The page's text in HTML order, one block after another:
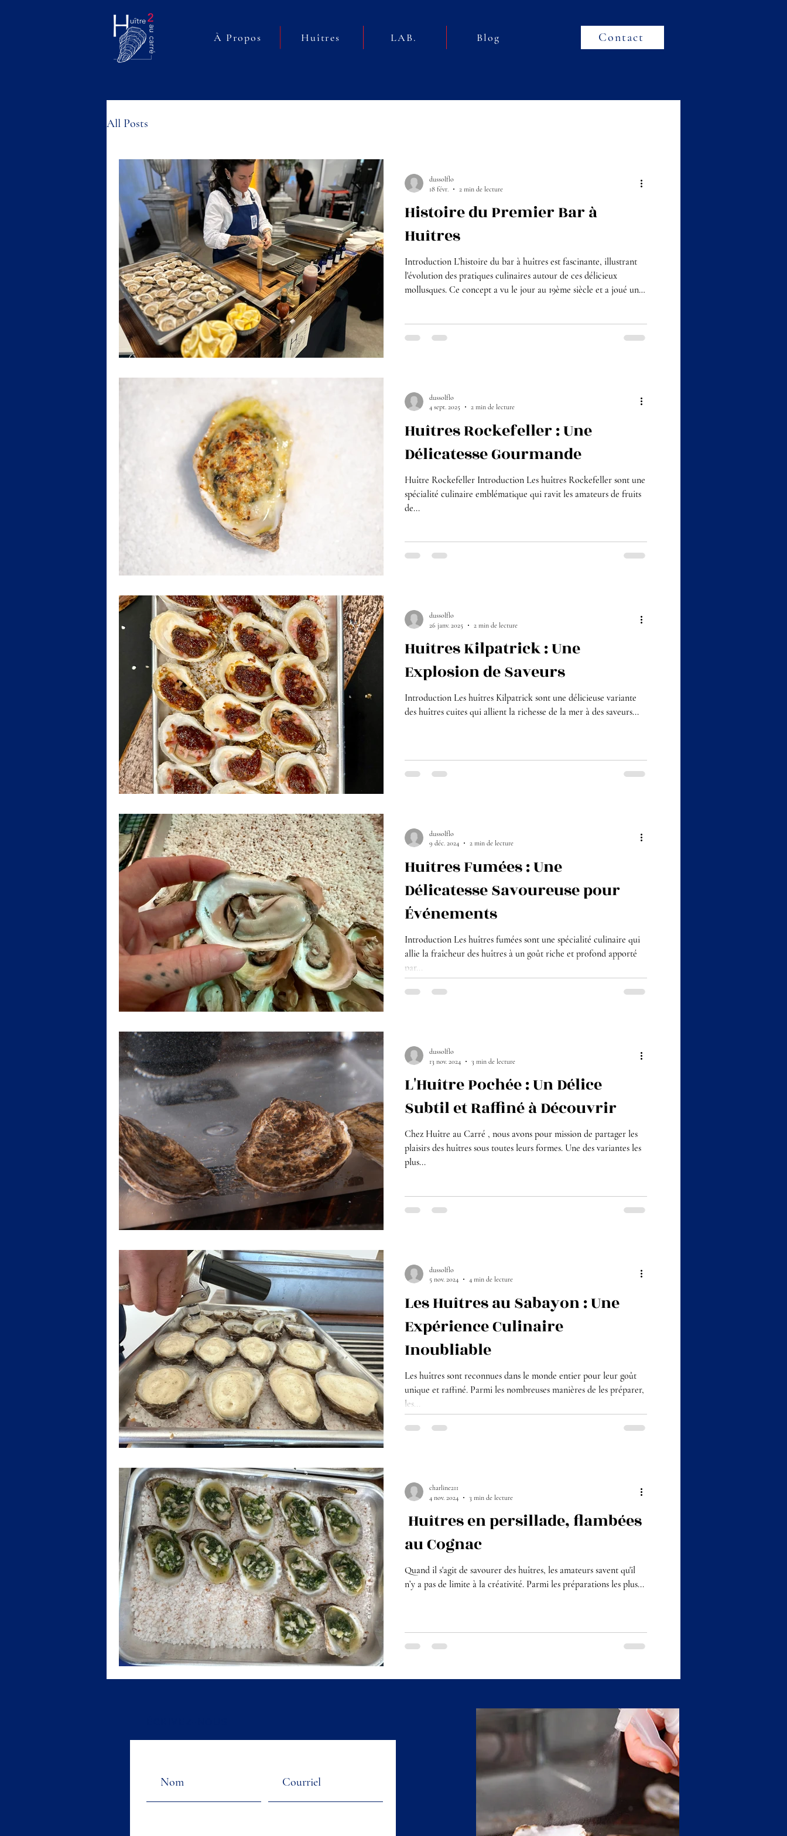
À Propos Huîtres LAB. Blog Contact
All Posts
Histoire du Premier Bar à
Huîtres
Introduction L’histoire du bar à huîtres est fascinante, illustrant
l'évolution des pratiques culinaires autour de ces délicieux
mollusques. Ce concept a vu le jour au 19ème siècle et a joué un
attribué à Antoine's , un restaurant de la Nouvelle-Orléans fondé
dussolflo
18 févr.
2 min de lecture
Huîtres Rockefeller : Une
Délicatesse Gourmande
Huître Rockefeller Introduction Les huîtres Rockefeller sont une
spécialité culinaire emblématique qui ravit les amateurs de fruits
de...
dussolflo
4 sept. 2025
2 min de lecture
Huîtres Kilpatrick : Une
Explosion de Saveurs
Introduction Les huîtres Kilpatrick sont une délicieuse variante
des huîtres cuites qui allient la richesse de la mer à des saveurs...
dussolflo
26 janv. 2025
2 min de lecture
Huîtres Fumées : Une
Délicatesse Savoureuse pour
Événements
Introduction Les huîtres fumées sont une spécialité culinaire qui
allie la fraîcheur des huîtres à un goût riche et profond apporté
par...
dussolflo
9 déc. 2024
2 min de lecture
L'Huître Pochée : Un Délice
Subtil et Raffiné à Découvrir
Chez Huître au Carré , nous avons pour mission de partager les
plaisirs des huîtres sous toutes leurs formes. Une des variantes les
plus...
dussolflo
13 nov. 2024
3 min de lecture
Les Huîtres au Sabayon : Une
Expérience Culinaire
Inoubliable
Les huîtres sont reconnues dans le monde entier pour leur goût
unique et raffiné. Parmi les nombreuses manières de les préparer,
les...
dussolflo
5 nov. 2024
4 min de lecture
Huîtres en persillade, flambées
au Cognac
Quand il s'agit de savourer des huîtres, les amateurs savent qu'il
n’y a pas de limite à la créativité. Parmi les préparations les plus...
charline211
4 nov. 2024
3 min de lecture